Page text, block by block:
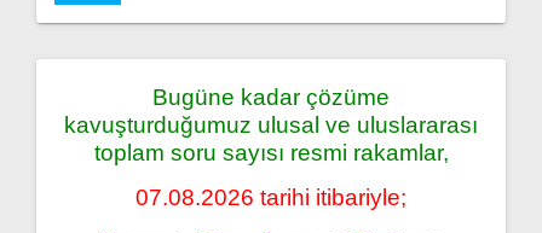
Bugüne kadar çözüme
kavuşturduğumuz ulusal ve uluslararası
toplam soru sayısı resmi rakamlar,
07.08.2026 tarihi itibariyle;